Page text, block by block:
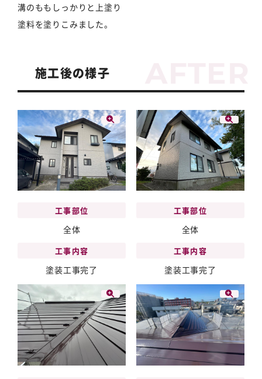
溝のももしっかりと上塗り
塗料を塗りこみました。
施工後の様子
工事部位
全体
工事内容
塗装工事完了
工事部位
全体
工事内容
塗装工事完了